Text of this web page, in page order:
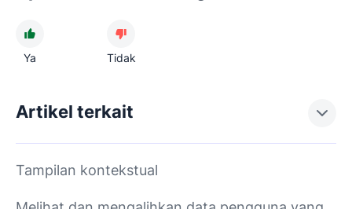
Ya Tidak
Artikel terkait
Tampilan kontekstual